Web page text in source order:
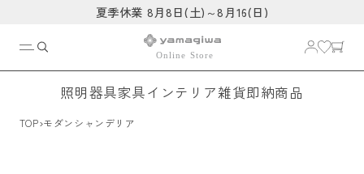
夏季休業 8月8日(土)～8月16(日)
照明器具家具インテリア雑貨即納商品
TOP›モダンシャンデリア